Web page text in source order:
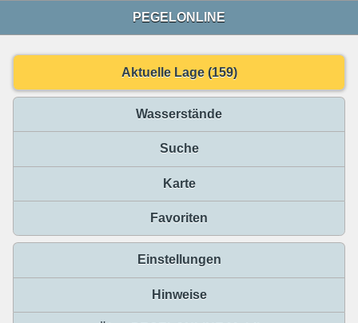
PEGELONLINE
Aktuelle Lage (159)
Wasserstände
Suche
Karte
Favoriten
Einstellungen
Hinweise